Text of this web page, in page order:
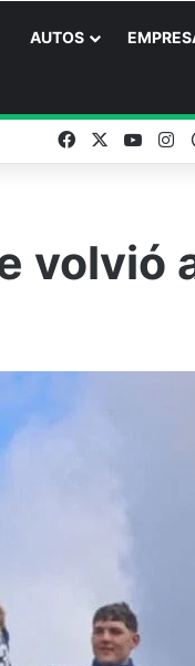
AUTOS
Facebook
volvió